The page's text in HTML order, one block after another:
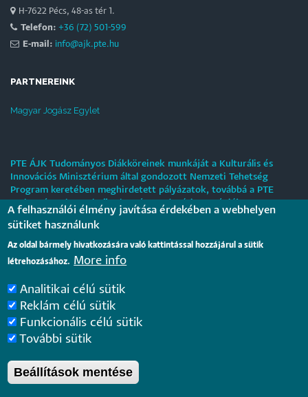
H-7622 Pécs, 48-as tér 1.
Telefon: +36 (72) 501-599
E-mail: info@ajk.pte.hu
PARTNEREINK
Magyar Jogász Egylet
PTE ÁJK Tudományos Diákköreinek munkáját a Kulturális és
Innovációs Minisztérium által gondozott Nemzeti Tehetség
Program keretében meghirdetett pályázatok, továbbá a PTE
„Tehetségre hangolva” tehetséggondozási stratégiája
támogatják.
Tájékoztatás nyári működési rendről
2026. július 31.
Internationale rechtsvergleichende Konferenz für junge
Juristinnen und Juristen in Győr – Bewerbungsfrist: 25.
August 2026
2026. július 28.
A felhasználói élmény javítása érdekében a webhelyen
sütiket használunk
Az oldal bármely hivatkozására való kattintással hozzájárul a sütik
létrehozásához. More info
Analitikai célú sütik
Reklám célú sütik
Funkcionális célú sütik
További sütik
Beállítások mentése